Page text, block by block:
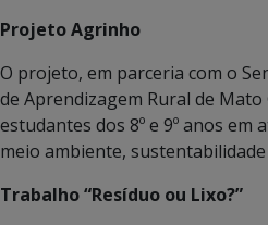
Projeto Agrinho
O projeto, em parceria com o
de Aprendizagem Rural de
estudantes dos 8º e 9º anos em
meio ambiente, sustentabilidade
Trabalho “Resíduo ou Lixo?”